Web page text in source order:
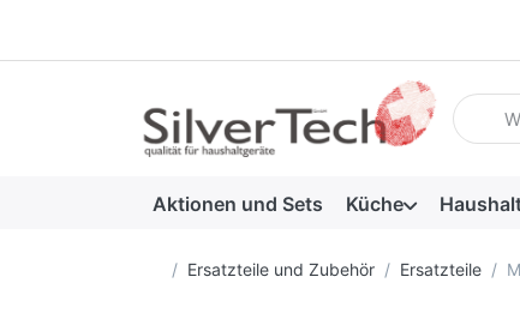
Geben
Aktionen und Sets Küche
Startseite
Ersatzteile und Zubehör Ersatzteile